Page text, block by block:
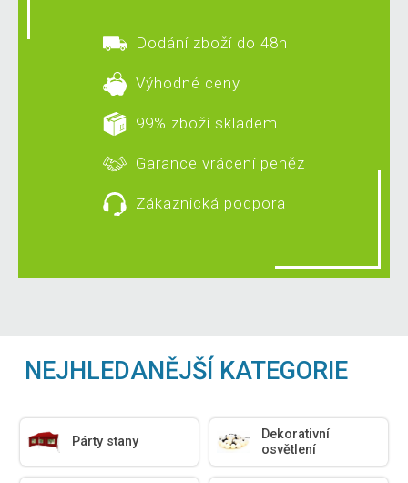
Dodání zboží do 48h
Výhodné ceny
99% zboží skladem
Garance vrácení peněz
Zákaznická podpora
NEJHLEDANĚJŠÍ KATEGORIE
Párty stany
Dekorativní
osvětlení